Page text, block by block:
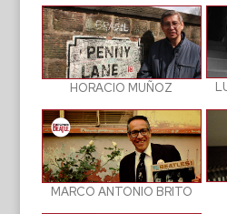
HORACIO MUÑOZ
MARCO ANTONIO BRITO